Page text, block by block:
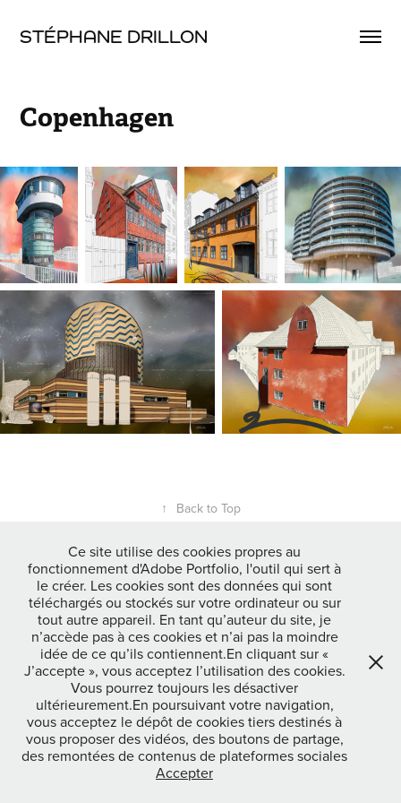
STÉPHANE DRILLON
Copenhagen
↑ Back to Top
Powered byAdobe Portfolio
Ce site utilise des cookies propres au
fonctionnement d'Adobe Portfolio, l'outil qui sert à
le créer. Les cookies sont des données qui sont
téléchargés ou stockés sur votre ordinateur ou sur
tout autre appareil. En tant qu’auteur du site, je
n’accède pas à ces cookies et n’ai pas la moindre
idée de ce qu’ils contiennent.En cliquant sur «
J’accepte », vous acceptez l’utilisation des cookies.
Vous pourrez toujours les désactiver
ultérieurement.En poursuivant votre navigation,
vous acceptez le dépôt de cookies tiers destinés à
vous proposer des vidéos, des boutons de partage,
des remontées de contenus de plateformes sociales
Accepter